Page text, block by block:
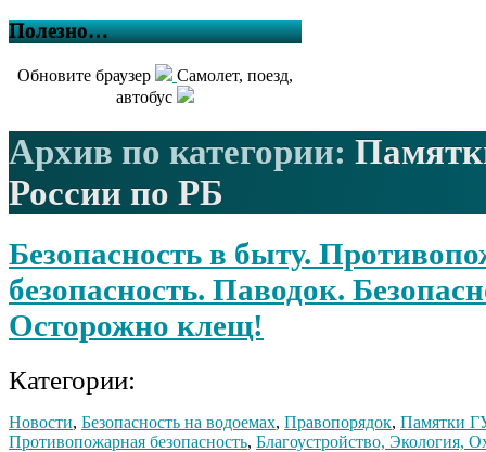
Полезно…
Обновите браузер
Самолет, поезд,
автобус
Архив по категории:
России по РБ
Безопасность в быту.
безопасность. Паводок.
Осторожно клещ!
Категории:
Новости, Безопасность на водоемах, Правопорядок, Памятки
Противопожарная безопасность, Благоустройство, Экология,